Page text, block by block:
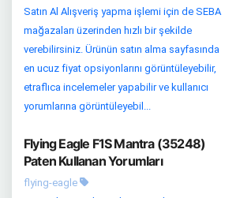
Satın Al Alışveriş yapma işlemi için de SEBA
mağazaları üzerinden hızlı bir şekilde
verebilirsiniz. Ürünün satın alma sayfasında
en ucuz fiyat opsiyonlarını görüntüleyebilir,
etraflıca incelemeler yapabilir ve kullanıcı
yorumlarına görüntüleyebil...
Flying Eagle F1S Mantra (35248)
Paten Kullanan Yorumları
flying-eagle